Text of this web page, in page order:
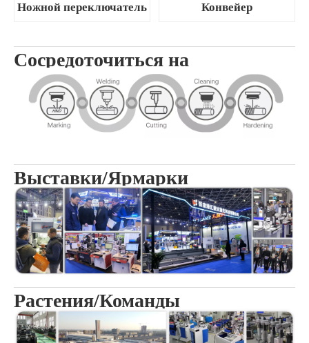
Ножной переключатель Конвейер
Сосредоточиться на
Выставки/Ярмарки
Растения/Команды